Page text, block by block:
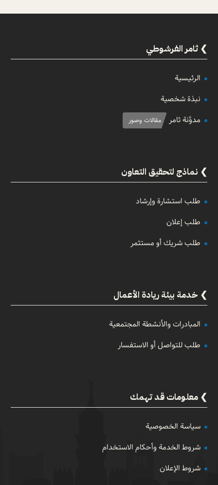
ثامر الفرشوطي
الرئيسية
نبذة شخصية
مدوَّنة ثامر
مقالات وصور
نماذج لتحقيق التعاون
طلب استشارة وإرشاد
طلب إعلان
طلب شريك أو مستثمر
خدمة بيئة ريادة الأعمال
المبادرات والأنشطة المجتمعية
طلب للتواصل أو الاستفسار
معلومات قد تهمك
سياسة الخصوصية
شروط الخدمة وأحكام الاستخدام
شروط الإعلان